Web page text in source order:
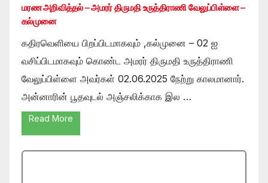
மரண அறிவித்தல் – அமரர் திருமதி உருத்திராணி வேலுப்பிள்ளை –
கல்முனை
கதிரவெளியை பிறப்பிடமாகவும் ,கல்முனை – 02 ஐ
வசிப்பிடமாகவும் கொண்ட அமரர் திருமதி உருத்திராணி
வேலுப்பிள்ளை அவர்கள் 02.06.2025 நேற்று காலமானார்.
அன்னாரின் பூதவுடல் அஞ்சலிக்காக இல …
Read More